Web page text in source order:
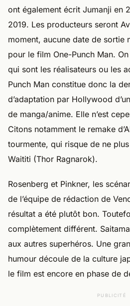
ont également écrit Jumanji en
2019. Les producteurs seront
moment, aucune date de sortie
pour le film One-Punch Man.
qui sont les réalisateurs ou les
Punch Man constitue donc la
d’adaptation par Hollywood
de manga/anime. Elle n’est
Citons notamment le remake
tourmente, qui risque de ne
Waititi (Thor Ragnarok).
Rosenberg et Pinkner, les
de l’équipe de rédaction de
résultat a été plutôt bon.
complètement différent.
aux autres superhéros. Une
humour découle de la culture
le film est encore en phase de
PUBLICITÉ